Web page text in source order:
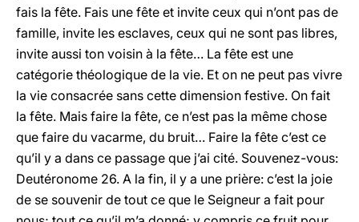
fais la fête. Fais une fête et invite ceux qui n’ont pas de
famille, invite les esclaves, ceux qui ne sont pas libres,
invite aussi ton voisin à la fête… La fête est une
catégorie théologique de la vie. Et on ne peut pas vivre
la vie consacrée sans cette dimension festive. On fait
la fête. Mais faire la fête, ce n’est pas la même chose
que faire du vacarme, du bruit… Faire la fête c’est ce
qu’il y a dans ce passage que j’ai cité. Souvenez-vous:
Deutéronome 26. A la fin, il y a une prière: c’est la joie
de se souvenir de tout ce que le Seigneur a fait pour